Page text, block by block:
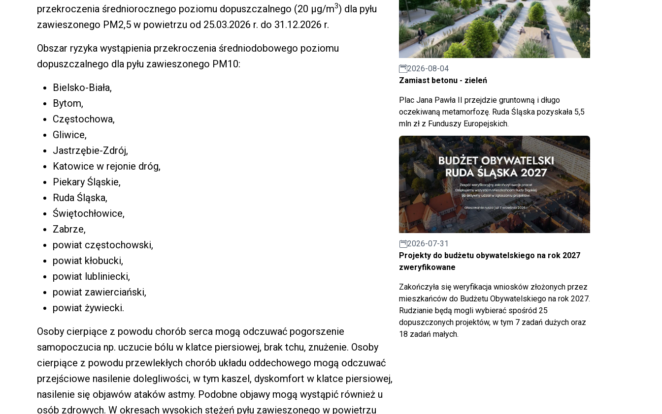
przekroczenia średniorocznego poziomu dopuszczalnego (20 μg/m3) dla pyłu
zawieszonego PM2,5 w powietrzu od 25.03.2026 r. do 31.12.2026 r.
Obszar ryzyka wystąpienia przekroczenia średniodobowego poziomu
dopuszczalnego dla pyłu zawieszonego PM10:
Bielsko-Biała,
Bytom,
Częstochowa,
Gliwice,
Jastrzębie-Zdrój,
Katowice w rejonie dróg,
Piekary Śląskie,
Ruda Śląska,
Świętochłowice,
Zabrze,
powiat częstochowski,
powiat kłobucki,
powiat lubliniecki,
powiat zawierciański,
powiat żywiecki.
Osoby cierpiące z powodu chorób serca mogą odczuwać pogorszenie
samopoczucia np. uczucie bólu w klatce piersiowej, brak tchu, znużenie. Osoby
cierpiące z powodu przewlekłych chorób układu oddechowego mogą odczuwać
przejściowe nasilenie dolegliwości, w tym kaszel, dyskomfort w klatce piersiowej,
nasilenie się objawów ataków astmy. Podobne objawy mogą wystąpić również u
osób zdrowych. W okresach wysokich stężeń pyłu zawieszonego w powietrzu
2026-08-04
Zamiast betonu - zieleń
Plac Jana Pawła II przejdzie gruntowną i długo
oczekiwaną metamorfozę. Ruda Śląska pozyskała 5,5
mln zł z Funduszy Europejskich.
2026-07-31
Projekty do budżetu obywatelskiego na rok 2027
zweryfikowane
Zakończyła się weryfikacja wniosków złożonych przez
mieszkańców do Budżetu Obywatelskiego na rok 2027.
Rudzianie będą mogli wybierać spośród 25
dopuszczonych projektów, w tym 7 zadań dużych oraz
18 zadań małych.